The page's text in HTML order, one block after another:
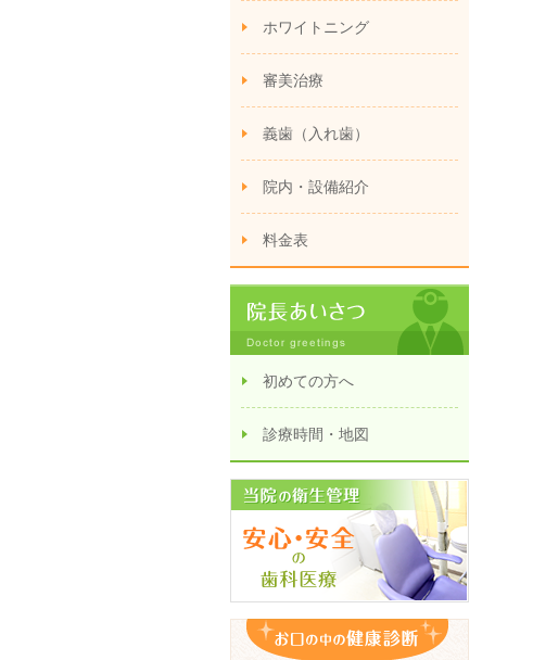
ホワイトニング
審美治療
義歯（入れ歯）
院内・設備紹介
料金表
初めての方へ
診療時間・地図